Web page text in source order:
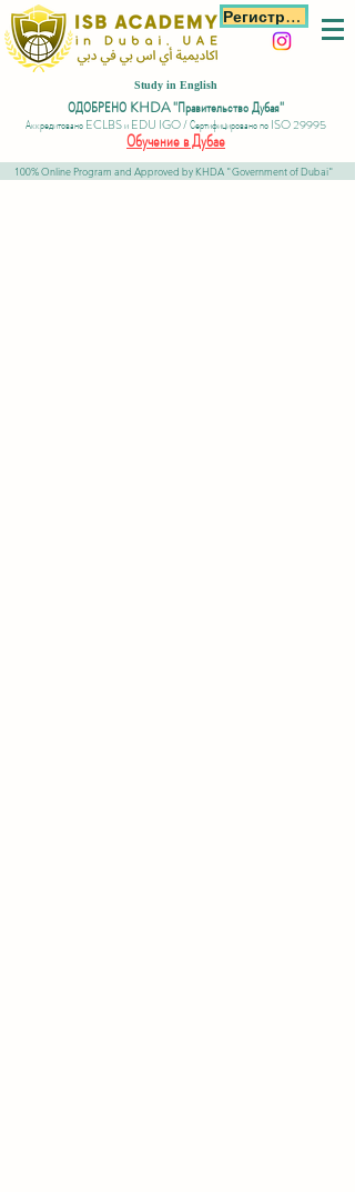
Регистрация
Study in English
ОДОБРЕНО KHDA "Правительство Дубая"
Аккредитовано ECLBS и EDU IGO / Сертифицировано по ISO 29995
Обучение в Дубае
100% Online Program and Approved by KHDA "Government of Dubai"